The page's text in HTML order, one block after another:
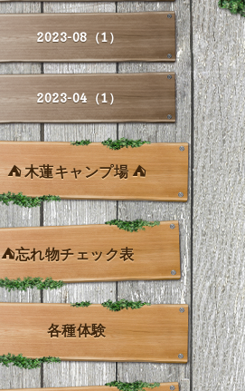
2023-08（1）
2023-04（1）
⛺ 木蓮キャンプ場 ⛺
⛺忘れ物チェック表
各種体験